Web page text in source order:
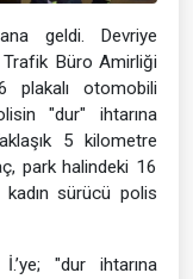
geldi. Devriye
Büro Amirliği
plakalı otomobili
"dur" ihtarına
5 kilometre
park halindeki 16
sürücü polis
"dur ihtarına